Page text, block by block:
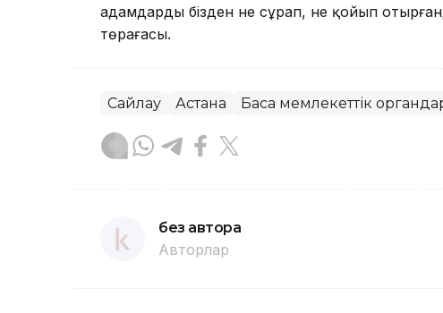
адамдардың бізден не сұрап, не қойып
төрағасы.
Сайлау Астана Басқа мемлекеттік
без автора
Авторлар